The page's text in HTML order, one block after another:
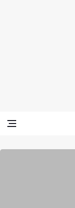
Vine Media
葡萄樹傳媒